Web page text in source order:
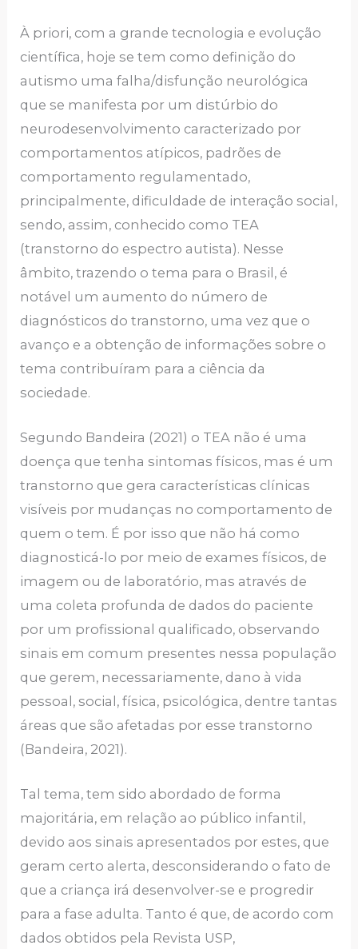
À priori, com a grande tecnologia e evolução
científica, hoje se tem como definição do
autismo uma falha/disfunção neurológica
que se manifesta por um distúrbio do
neurodesenvolvimento caracterizado por
comportamentos atípicos, padrões de
comportamento regulamentado,
principalmente, dificuldade de interação social,
sendo, assim, conhecido como TEA
(transtorno do espectro autista). Nesse
âmbito, trazendo o tema para o Brasil, é
notável um aumento do número de
diagnósticos do transtorno, uma vez que o
avanço e a obtenção de informações sobre o
tema contribuíram para a ciência da
sociedade.
Segundo Bandeira (2021) o TEA não é uma
doença que tenha sintomas físicos, mas é um
transtorno que gera características clínicas
visíveis por mudanças no comportamento de
quem o tem. É por isso que não há como
diagnosticá-lo por meio de exames físicos, de
imagem ou de laboratório, mas através de
uma coleta profunda de dados do paciente
por um profissional qualificado, observando
sinais em comum presentes nessa população
que gerem, necessariamente, dano à vida
pessoal, social, física, psicológica, dentre tantas
áreas que são afetadas por esse transtorno
(Bandeira, 2021).
Tal tema, tem sido abordado de forma
majoritária, em relação ao público infantil,
devido aos sinais apresentados por estes, que
geram certo alerta, desconsiderando o fato de
que a criança irá desenvolver-se e progredir
para a fase adulta. Tanto é que, de acordo com
dados obtidos pela Revista USP,